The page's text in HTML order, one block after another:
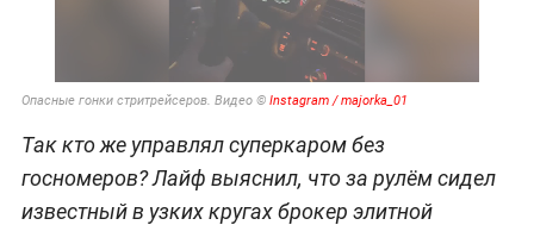
Опасные гонки стритрейсеров. Видео © Instagram / majorka_01
Так кто же управлял суперкаром без
госномеров? Лайф выяснил, что за рулём сидел
известный в узких кругах брокер элитной